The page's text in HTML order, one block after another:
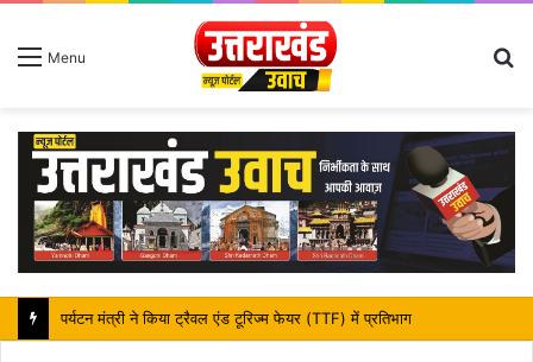
Menu
महापौर शंभू पासवान के जन्मदिवस पर क्षेत्र में विकास की सौगात